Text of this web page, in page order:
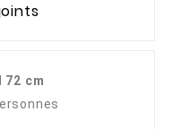
72 cm